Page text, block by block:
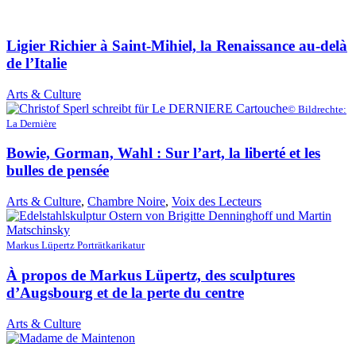
Ligier Richier à Saint-Mihiel, la Renaissance au-delà
de l’Italie
Arts & Culture
© Bildrechte:
La Dernière
Bowie, Gorman, Wahl : Sur l’art, la liberté et les
bulles de pensée
Arts & Culture, Chambre Noire, Voix des Lecteurs
Markus Lüpertz Porträtkarikatur
À propos de Markus Lüpertz, des sculptures
d’Augsbourg et de la perte du centre
Arts & Culture